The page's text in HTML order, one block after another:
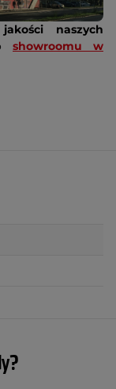
naszych
showroomu w